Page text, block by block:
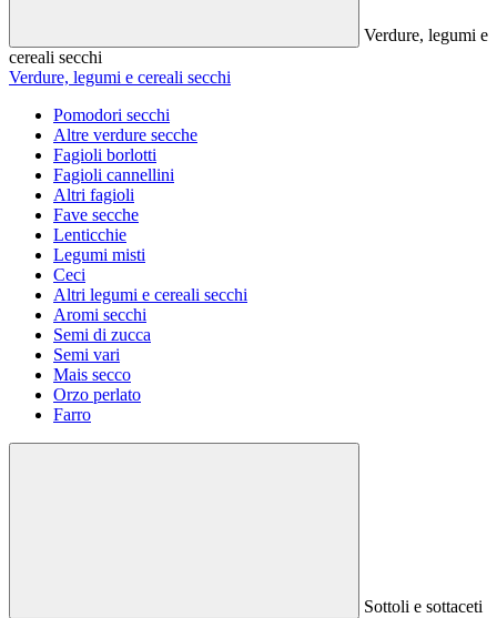
Verdure, legumi e
cereali secchi
Verdure, legumi e cereali secchi
Pomodori secchi
Altre verdure secche
Fagioli borlotti
Fagioli cannellini
Altri fagioli
Fave secche
Lenticchie
Legumi misti
Ceci
Altri legumi e cereali secchi
Aromi secchi
Semi di zucca
Semi vari
Mais secco
Orzo perlato
Farro
Sottoli e sottaceti